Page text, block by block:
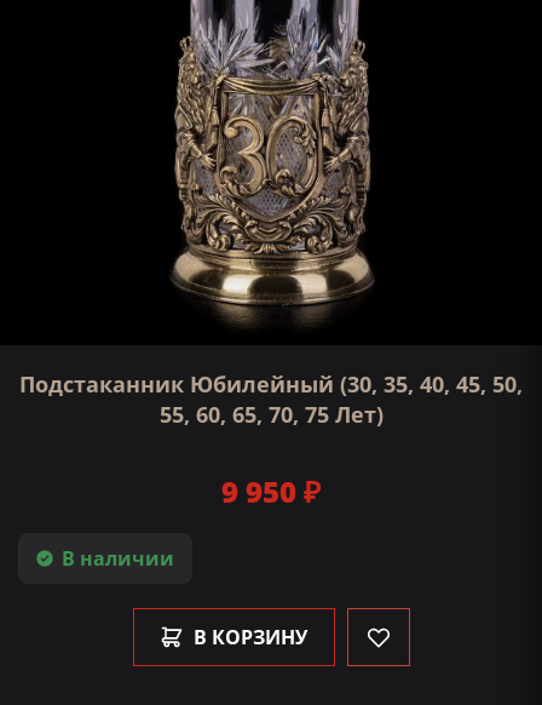
Подстаканник Юбилейный (30, 35, 40, 45, 50,
55, 60, 65, 70, 75 Лет)
В наличии
9 950 ₽
В КОРЗИНУ